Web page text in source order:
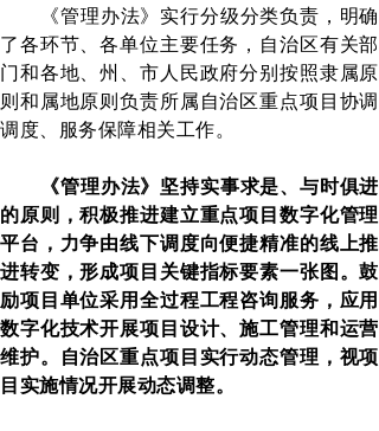
《管理办法》实行分级分类负责，明确
了各环节、各单位主要任务，自治区有关部
门和各地、州、市人民政府分别按照隶属原
则和属地原则负责所属自治区重点项目协调
调度、服务保障相关工作。
《管理办法》坚持实事求是、与时俱进
的原则，积极推进建立重点项目数字化管理
平台，力争由线下调度向便捷精准的线上推
进转变，形成项目关键指标要素一张图。鼓
励项目单位采用全过程工程咨询服务，应用
数字化技术开展项目设计、施工管理和运营
维护。自治区重点项目实行动态管理，视项
目实施情况开展动态调整。